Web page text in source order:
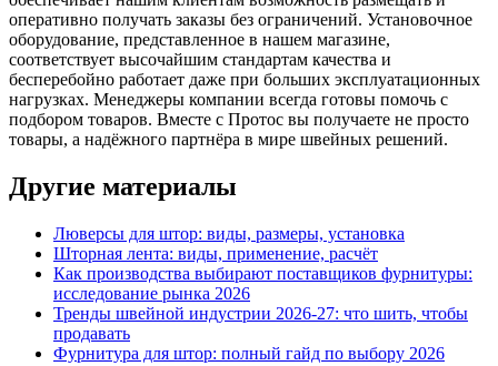
оперативно получать заказы без ограничений. Установочное
оборудование, представленное в нашем магазине,
соответствует высочайшим стандартам качества и
бесперебойно работает даже при больших эксплуатационных
нагрузках. Менеджеры компании всегда готовы помочь с
подбором товаров. Вместе с Протос вы получаете не просто
товары, а надёжного партнёра в мире швейных решений.
Другие материалы
Люверсы для штор: виды, размеры, установка
Шторная лента: виды, применение, расчёт
Как производства выбирают поставщиков фурнитуры:
исследование рынка 2026
Тренды швейной индустрии 2026-27: что шить, чтобы
продавать
Фурнитура для штор: полный гайд по выбору 2026